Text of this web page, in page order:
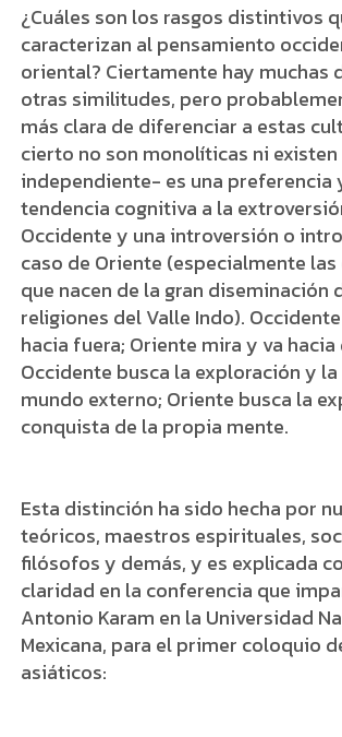
¿Cuáles son los rasgos distintivos
caracterizan al pensamiento
oriental? Ciertamente hay muchas
otras similitudes, pero
más clara de diferenciar a estas
cierto no son monolíticas ni existen
independiente- es una preferencia
tendencia cognitiva a la
Occidente y una introversión o
caso de Oriente (especialmente
que nacen de la gran diseminación
religiones del Valle Indo).
hacia fuera; Oriente mira y va
Occidente busca la exploración y
mundo externo; Oriente busca la
conquista de la propia mente.
Esta distinción ha sido hecha por
teóricos, maestros espirituales,
filósofos y demás, y es explicada
claridad en la conferencia que
Antonio Karam en la Universidad
Mexicana, para el primer coloquio
asiáticos: